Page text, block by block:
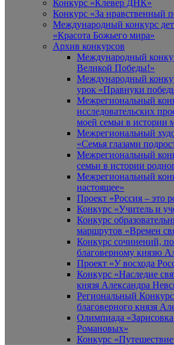
Конкурс «Клевер ДНК»
Конкурс «За нравственный
Международный конкурс
«Красота Божьего мира»
Архив конкурсов
Международный
Великой Победы!»
Международный
урок «Правнуки
Межрегиональный
исследовательских
моей семьи в истории
Межрегиональный
«Семья глазами
Межрегиональный
семьи в истории
Межрегиональный
настоящее»
Проект «Россия – это
Конкурс «Учитель и
Конкурс
маршрутов «Времен
Конкурс сочинений,
благоверному князю
Проект «У восхода
Конкурс «Наследие
князя Александра
Региональный
благоверного князя
Олимпиада
Романовых»
Конкурс